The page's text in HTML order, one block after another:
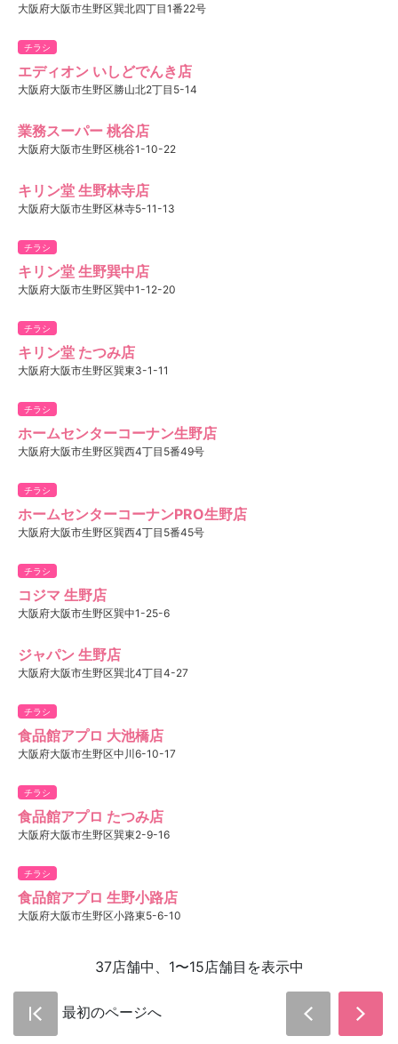
大阪府大阪市生野区巽北四丁目1番22号
チラシ
エディオン いしどでんき店
大阪府大阪市生野区勝山北2丁目5-14
業務スーパー 桃谷店
大阪府大阪市生野区桃谷1-10-22
キリン堂 生野林寺店
大阪府大阪市生野区林寺5-11-13
チラシ
キリン堂 生野巽中店
大阪府大阪市生野区巽中1-12-20
チラシ
キリン堂 たつみ店
大阪府大阪市生野区巽東3-1-11
チラシ
ホームセンターコーナン生野店
大阪府大阪市生野区巽西4丁目5番49号
チラシ
ホームセンターコーナンPRO生野店
大阪府大阪市生野区巽西4丁目5番45号
チラシ
コジマ 生野店
大阪府大阪市生野区巽中1-25-6
ジャパン 生野店
大阪府大阪市生野区巽北4丁目4-27
チラシ
食品館アプロ 大池橋店
大阪府大阪市生野区中川6-10-17
チラシ
食品館アプロ たつみ店
大阪府大阪市生野区巽東2-9-16
チラシ
食品館アプロ 生野小路店
大阪府大阪市生野区小路東5-6-10
37店舗中、1〜15店舗目を表示中
最初のページへ